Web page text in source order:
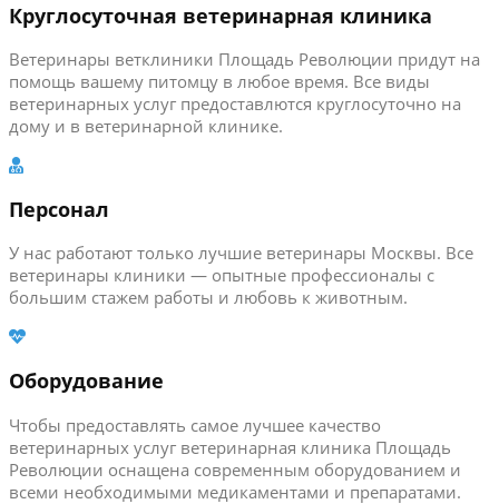
Круглосуточная ветеринарная клиника
Ветеринары ветклиники Площадь Революции придут на
помощь вашему питомцу в любое время. Все виды
ветеринарных услуг предоставлются круглосуточно на
дому и в ветеринарной клинике.
Персонал
У нас работают только лучшие ветеринары Москвы. Все
ветеринары клиники — опытные профессионалы с
большим стажем работы и любовь к животным.
Оборудование
Чтобы предоставлять самое лучшее качество
ветеринарных услуг ветеринарная клиника Площадь
Революции оснащена современным оборудованием и
всеми необходимыми медикаментами и препаратами.